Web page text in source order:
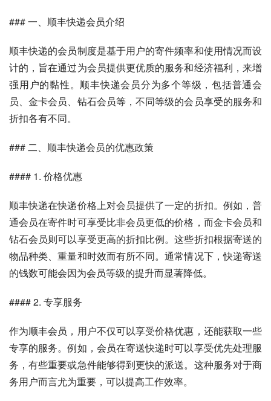
### 一、顺丰快递会员介绍
顺丰快递的会员制度是基于用户的寄件频率和使用情况而设
计的，旨在通过为会员提供更优质的服务和经济福利，来增
强用户的黏性。顺丰快递会员分为多个等级，包括普通会
员、金卡会员、钻石会员等，不同等级的会员享受的服务和
折扣各有不同。
### 二、顺丰快递会员的优惠政策
#### 1. 价格优惠
顺丰快递在快递价格上对会员提供了一定的折扣。例如，普
通会员在寄件时可享受比非会员更低的价格，而金卡会员和
钻石会员则可以享受更高的折扣比例。这些折扣根据寄送的
物品种类、重量和时效而有所不同。通常情况下，快递寄送
的钱数可能会因为会员等级的提升而显著降低。
#### 2. 专享服务
作为顺丰会员，用户不仅可以享受价格优惠，还能获取一些
专享的服务。例如，会员在寄送快递时可以享受优先处理服
务，有些重要或急件能够得到更快的派送。这种服务对于商
务用户而言尤为重要，可以提高工作效率。